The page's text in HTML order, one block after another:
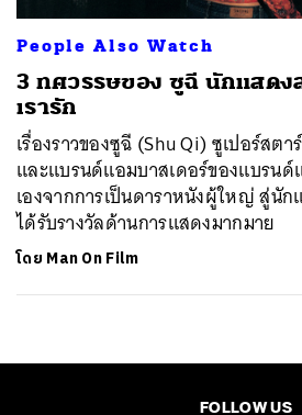
People Also Watch
3 ทศวรรษของ ซูฉี นักแสดง
เรารัก
เรื่องราวของซูฉี (Shu Qi) ซูเปอร์สตา
และแบรนด์แอมบาสเดอร์ของแบรน
เองจากการเป็นดาราหนังผู้ใหญ่ สู่นั
ได้รับรางวัลด้านการแสดงมากมาย
โดย Man On Film
FOLLOW US
TWEET LINE